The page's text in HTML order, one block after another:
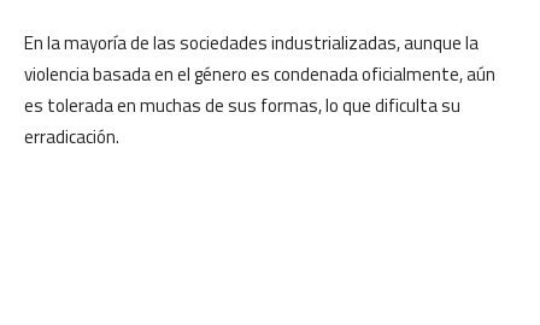
En la mayoría de las sociedades industrializadas, aunque la
violencia basada en el género es condenada oficialmente, aún
es tolerada en muchas de sus formas, lo que dificulta su
erradicación.